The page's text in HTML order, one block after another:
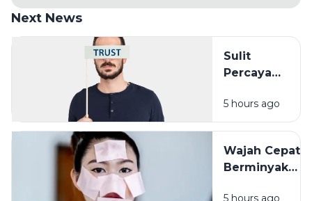
Next News
Sulit
Percaya
Pengalaman
Masa Lalu
Punya Peran
5 hours ago
Wajah Cepat
Berminyak
5 hours ago